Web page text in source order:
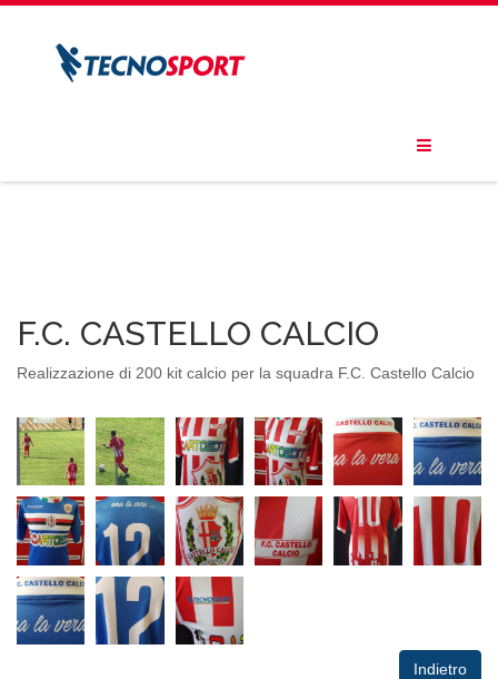
F.C. CASTELLO CALCIO
Realizzazione di 200 kit calcio per la squadra F.C. Castello Calcio
Indietro